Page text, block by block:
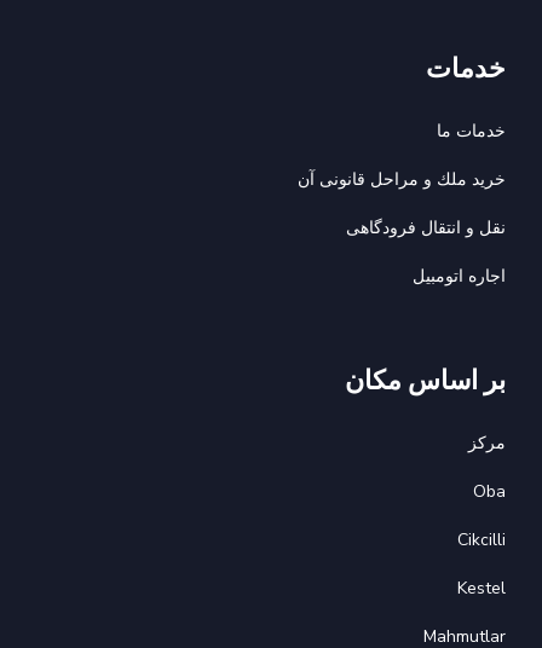
خدمات
خدمات ما
خريد ملك و مراحل قانونى آن
نقل و انتقال فرودگاهی
اجاره اتومبيل
بر اساس مکان
مرکز
Oba
Cikcilli
Kestel
Mahmutlar